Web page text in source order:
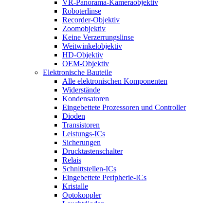
VR-Panorama-Kameraobjektiv
Roboterlinse
Recorder-Objektiv
Zoomobjektiv
Keine Verzerrungslinse
Weitwinkelobjektiv
HD-Objektiv
OEM-Objektiv
Elektronische Bauteile
Alle elektronischen Komponenten
Widerstände
Kondensatoren
Eingebettete Prozessoren und Controller
Dioden
Transistoren
Leistungs-ICs
Sicherungen
Drucktastenschalter
Relais
Schnittstellen-ICs
Eingebettete Peripherie-ICs
Kristalle
Optokoppler